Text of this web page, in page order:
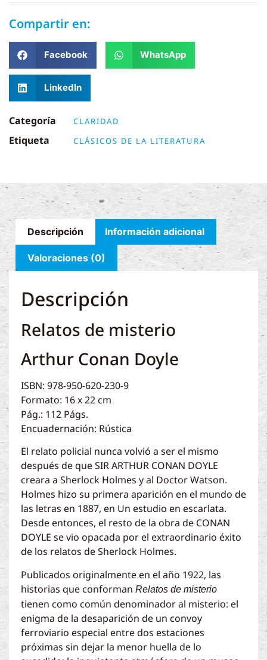
Compartir en:
Facebook WhatsApp
LinkedIn
Categoría CLARIDAD
Etiqueta CLÁSICOS DE LA LITERATURA
Descripción Información adicional
Valoraciones (0)
Descripción
Relatos de misterio
Arthur Conan Doyle
ISBN: 978-950-620-230-9
Formato: 16 x 22 cm
Pág.: 112 Págs.
Encuadernación: Rústica
El relato policial nunca volvió a ser el mismo
después de que SIR ARTHUR CONAN DOYLE
creara a Sherlock Holmes y al Doctor Watson.
Holmes hizo su primera aparición en el mundo de
las letras en 1887, en Un estudio en escarlata.
Desde entonces, el resto de la obra de CONAN
DOYLE se vio opacada por el extraordinario éxito
de los relatos de Sherlock Holmes.
Publicados originalmente en el año 1922, las
historias que conforman Relatos de misterio
tienen como común denominador al misterio: el
enigma de la desaparición de un convoy
ferroviario especial entre dos estaciones
próximas sin dejar la menor huella de lo